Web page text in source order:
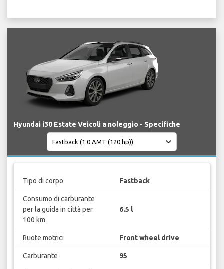
Hyundai i30 Estate Veicoli a noleggio - Specifiche
Tipo di corpo Fastback
Consumo di carburante
per la guida in città per
100 km
6.5 l
Ruote motrici Front wheel drive
Carburante 95